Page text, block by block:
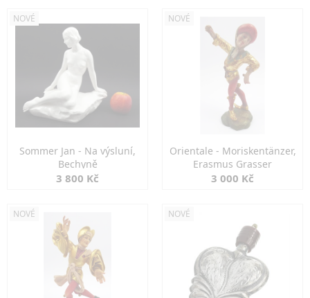
NOVÉ
Sommer Jan - Na výsluní,
Bechyně
3 800 Kč
NOVÉ
Orientale - Moriskentänzer,
Erasmus Grasser
3 000 Kč
NOVÉ NOVÉ